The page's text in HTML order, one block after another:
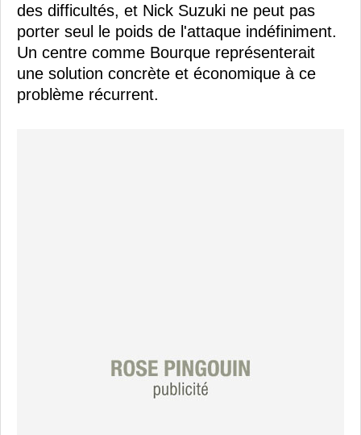
des difficultés, et Nick Suzuki ne peut pas
porter seul le poids de l'attaque indéfiniment.
Un centre comme Bourque représenterait
une solution concrète et économique à ce
problème récurrent.